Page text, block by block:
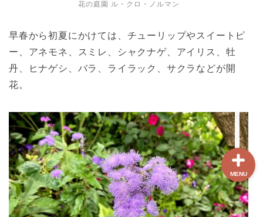
花の庭園 ル・クロ・ノルマン
早春から初夏にかけては、チューリップやスイートピ
ー、アネモネ、スミレ、シャクナゲ、アイリス、牡
丹、ヒナゲシ、バラ、ライラック、サクラなどが開
花。
MENU
当サイト限定クーポン